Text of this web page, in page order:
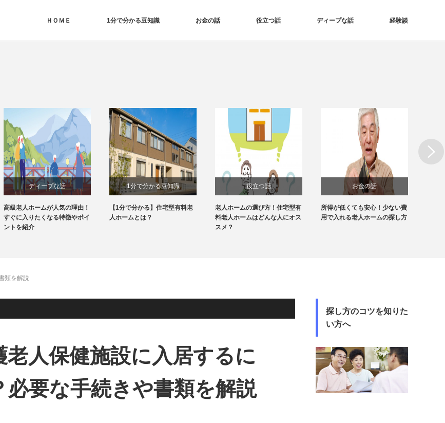
ＨＯＭＥ 1分で分かる豆知識 お金の話 役立つ話 ディープな話 経験談
ディープな話
高級老人ホームが人気の理由！
すぐに入りたくなる特徴やポイ
ントを紹介
1分で分かる豆知識
【1分で分かる】住宅型有料老
人ホームとは？
役立つ話
老人ホームの選び方！住宅型有
料老人ホームはどんな人にオス
スメ？
お金の話
所得が低くても安心！少ない費
用で入れる老人ホームの探し方
類を解説
老人保健施設に入居するに
必要な手続きや書類を解説
探し方のコツを知りた
い方へ